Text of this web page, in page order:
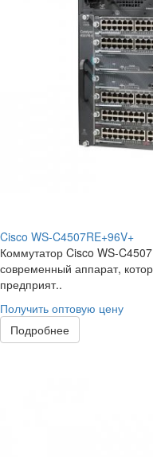
Cisco WS-C4507RE+96V+
Коммутатор Cisco WS-
современный аппарат,
предприят..
Получить оптовую цену
Подробнее